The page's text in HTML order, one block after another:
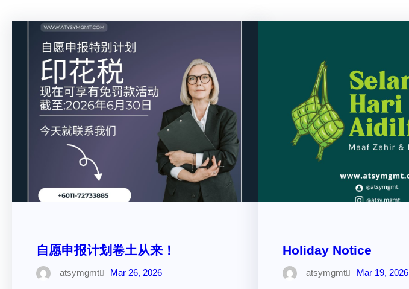
自愿申报计划卷土从来！
atsymgmt Mar 26, 2026
Holiday Notice
atsymgmt Mar 19, 2026